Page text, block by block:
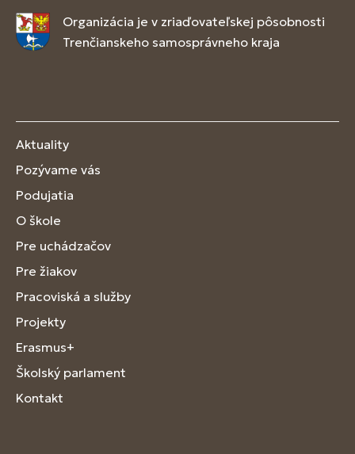
Organizácia je v zriaďovateľskej pôsobnosti
Trenčianskeho samosprávneho kraja
Aktuality
Pozývame vás
Podujatia
O škole
Pre uchádzačov
Pre žiakov
Pracoviská a služby
Projekty
Erasmus+
Školský parlament
Kontakt